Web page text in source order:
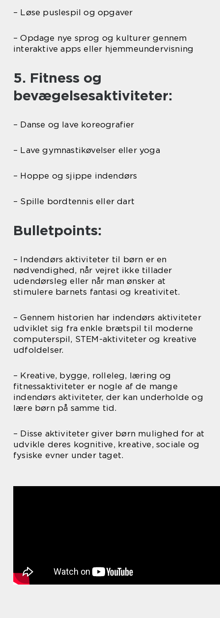
– Løse puslespil og opgaver
– Opdage nye sprog og kulturer gennem
interaktive apps eller hjemmeundervisning
5. Fitness og
bevægelsesaktiviteter:
– Danse og lave koreografier
– Lave gymnastikøvelser eller yoga
– Hoppe og sjippe indendørs
– Spille bordtennis eller dart
Bulletpoints:
– Indendørs aktiviteter til børn er en
nødvendighed, når vejret ikke tillader
udendørsleg eller når man ønsker at
stimulere barnets fantasi og kreativitet.
– Gennem historien har indendørs aktiviteter
udviklet sig fra enkle brætspil til moderne
computerspil, STEM-aktiviteter og kreative
udfoldelser.
– Kreative, bygge, rolleleg, læring og
fitnessaktiviteter er nogle af de mange
indendørs aktiviteter, der kan underholde og
lære børn på samme tid.
– Disse aktiviteter giver børn mulighed for at
udvikle deres kognitive, kreative, sociale og
fysiske evner under taget.